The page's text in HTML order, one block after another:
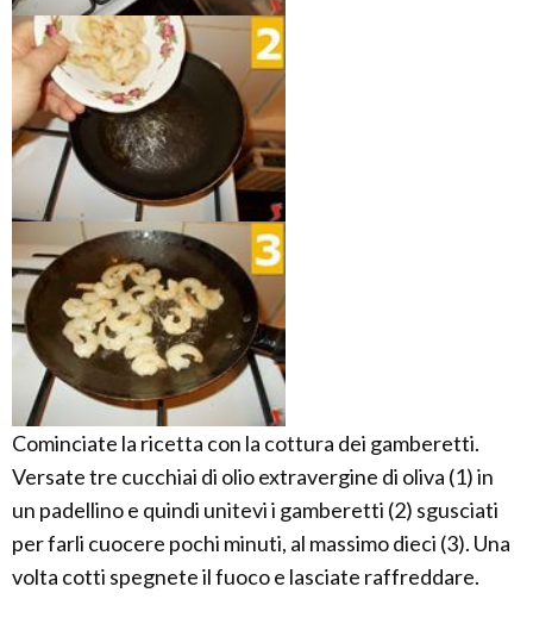
Cominciate la ricetta con la cottura dei gamberetti.
Versate tre cucchiai di olio extravergine di oliva (1) in
un padellino e quindi unitevi i gamberetti (2) sgusciati
per farli cuocere pochi minuti, al massimo dieci (3). Una
volta cotti spegnete il fuoco e lasciate raffreddare.